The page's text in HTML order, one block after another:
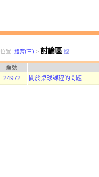
位置: 體育(三) > 討論區
編號
24972 關於桌球課程的問題